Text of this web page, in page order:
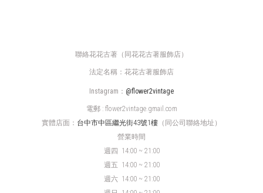
聯絡花花古著（同花花古著服飾店）
法定名稱：花花古著服飾店
Instagram： @flower2vintage
電郵 : flower2vintage.gmail.com
實體店面： 台中市中區繼光街43號1樓 （同公司聯絡地址）
營業時間
週四
14:00 ~ 21:00
週五 14:00 ~ 21:00
週六 14:00 ~ 21:00